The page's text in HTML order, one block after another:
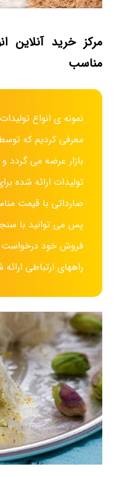
مرکز خرید آنلاین
مناسب
نمونه ی انواع
معرفی کردیم که
بازار عرضه می گردد
تولیدات ارائه شده
صارداتی با قیمت
پس می توانید با
فروش خود درخواست
راههای ارتباطی